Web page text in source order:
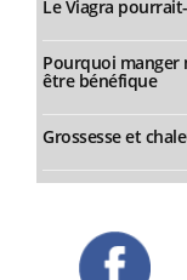
Le Viagra
Pourquoi
être bénéfique
Grossesse et